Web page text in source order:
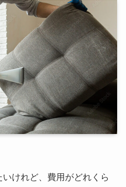
いけれど、費用がどれくら